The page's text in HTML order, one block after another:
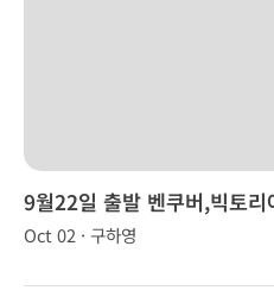
9월22일 출발 벤쿠버,빅토
습니다!
Oct 02 · 구하영